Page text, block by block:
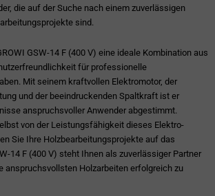
die auf der Suche nach einem zuverlässigen
sind.
GSW-14 F (400 V) eine ideale Kombination aus
für professionelle
Mit seinem kraftvollen Elektromotor, der
und der beeindruckenden Spaltkraft ist er
anspruchsvoller Anwender abgestimmt.
von der Leistungsfähigkeit dieses Elektro-
Sie Ihre Holzbearbeitungsprojekte auf das
14 F (400 V) steht Ihnen als zuverlässiger Partner
anspruchsvollsten Holzarbeiten erfolgreich zu